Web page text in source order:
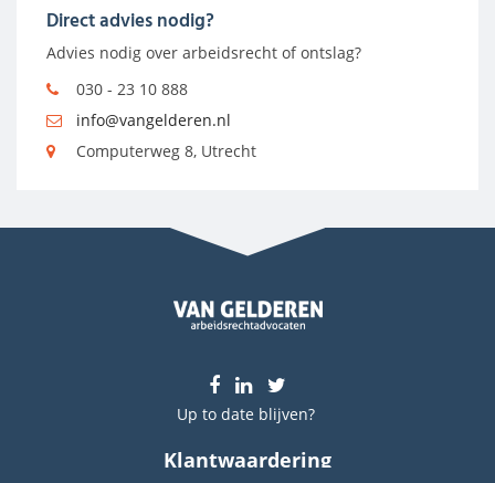
Direct advies nodig?
Advies nodig over arbeidsrecht of ontslag?
030 - 23 10 888
info@vangelderen.nl
Computerweg 8, Utrecht
Up to date blijven?
Klantwaardering